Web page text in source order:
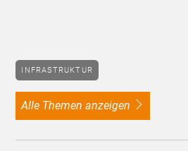
INFRASTRUKTUR
alle Themen anzeigen